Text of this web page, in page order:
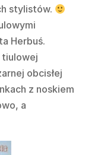
stylistów.
Herbuś.
tiulowej
obcisłej
z noskiem
a